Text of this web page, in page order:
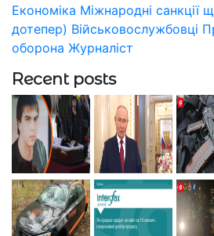
Економіка Міжнародні санкції
дотепер) Військовослужбовці
оборона Журналіст
Recent posts